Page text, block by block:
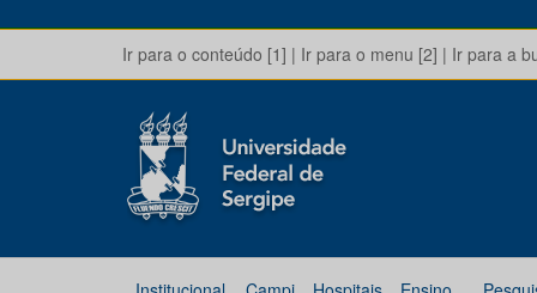
Ir para o conteúdo [1] | Ir para o menu [2] | Ir para a